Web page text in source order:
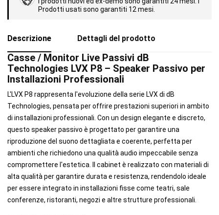
Prodotti usati sono garantiti 12 mesi.
Descrizione Dettagli del prodotto
Casse / Monitor Live Passivi dB
Technologies LVX P8 – Speaker Passivo per
Installazioni Professionali
L'LVX P8 rappresenta l'evoluzione della serie LVX di dB
Technologies, pensata per offrire prestazioni superiori in ambito
di installazioni professionali. Con un design elegante e discreto,
questo speaker passivo è progettato per garantire una
riproduzione del suono dettagliata e coerente, perfetta per
ambienti che richiedono una qualità audio impeccabile senza
compromettere l'estetica. Il cabinet è realizzato con materiali di
alta qualità per garantire durata e resistenza, rendendolo ideale
per essere integrato in installazioni fisse come teatri, sale
conferenze, ristoranti, negozi e altre strutture professionali.